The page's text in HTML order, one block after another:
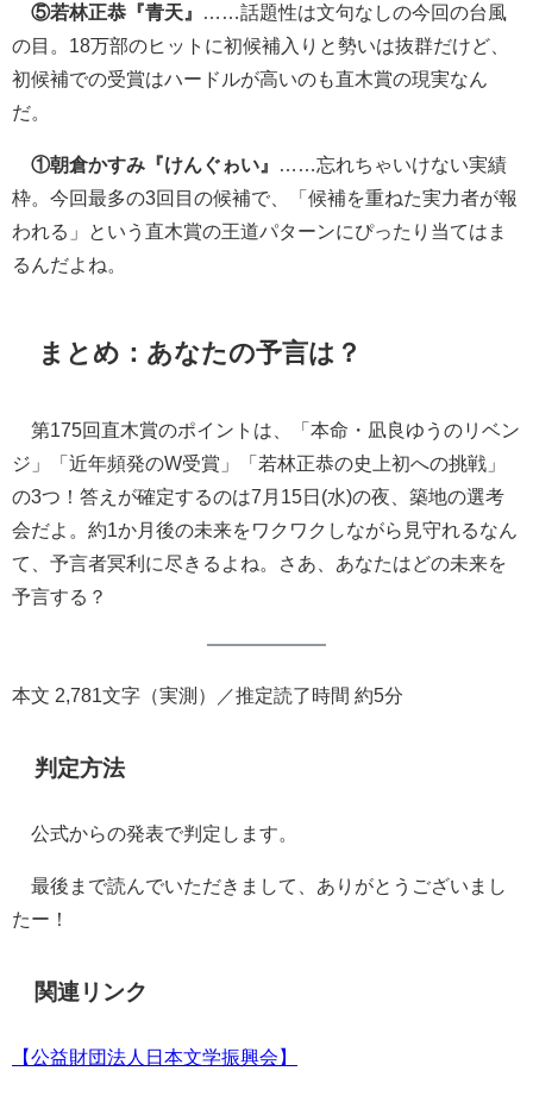
⑤若林正恭『青天』
……話題性は文句なしの今回の台風
の目。18万部のヒットに初候補入りと勢いは抜群だけど、
初候補での受賞はハードルが高いのも直木賞の現実なん
だ。
①朝倉かすみ『けんぐゎい』
……忘れちゃいけない実績
枠。今回最多の3回目の候補で、「候補を重ねた実力者が報
われる」という直木賞の王道パターンにぴったり当てはま
るんだよね。
まとめ：あなたの予言は？
第175回直木賞のポイントは、「本命・凪良ゆうのリベン
ジ」「近年頻発のW受賞」「若林正恭の史上初への挑戦」
の3つ！答えが確定するのは7月15日(水)の夜、築地の選考
会だよ。約1か月後の未来をワクワクしながら見守れるなん
て、予言者冥利に尽きるよね。さあ、あなたはどの未来を
予言する？
本文 2,781文字（実測）／推定読了時間 約5分
判定方法
公式からの発表で判定します。
最後まで読んでいただきまして、ありがとうございまし
たー！
関連リンク
【公益財団法人日本文学振興会】